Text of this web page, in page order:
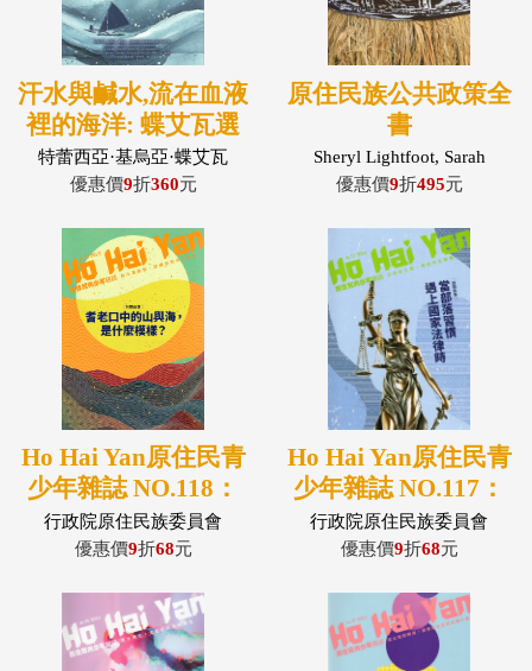
汗水與鹹水,流在血液
裡的海洋: 蝶艾瓦選
輯
特蕾西亞·基烏亞·蝶艾瓦
(Teresia Kieuea Teaiwa)著; 方
優惠價9折360元
原住民族公共政策全
書
Sheryl Lightfoot, Sarah
Maddison編; 李宜澤, 林曜同
優惠價9折495元
Ho Hai Yan原住民青
少年雜誌 NO.118：
耆老口中的山與海，
是什麼模樣?
行政院原住民族委員會
優惠價9折68元
Ho Hai Yan原住民青
少年雜誌 NO.117：
當部落習慣遇上國家
法律時
行政院原住民族委員會
優惠價9折68元